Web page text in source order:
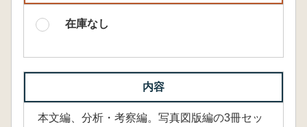
在庫なし
内容
本文編、分析・考察編。写真図版編の3冊セッ